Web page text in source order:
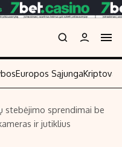
Europos Sąjunga
stebėjimo sprendimai be
ir jutiklius